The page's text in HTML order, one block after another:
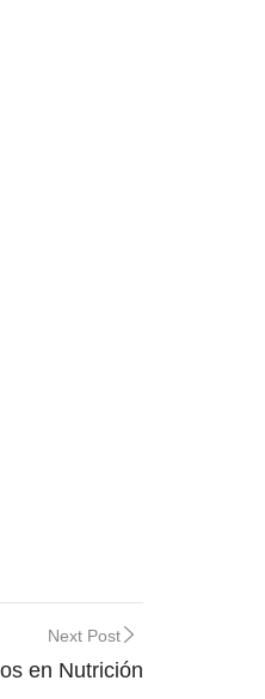
Next Post
en Nutrición